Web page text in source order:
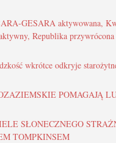
GESARA aktywowana,
Republika przywrócona
wkrótce odkryje
POMAGAJĄ
SŁONECZNEGO
TOMPKINSEM